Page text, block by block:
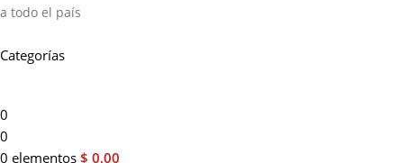
a todo el país
Categorías
0
0
0 elementos $ 0,00